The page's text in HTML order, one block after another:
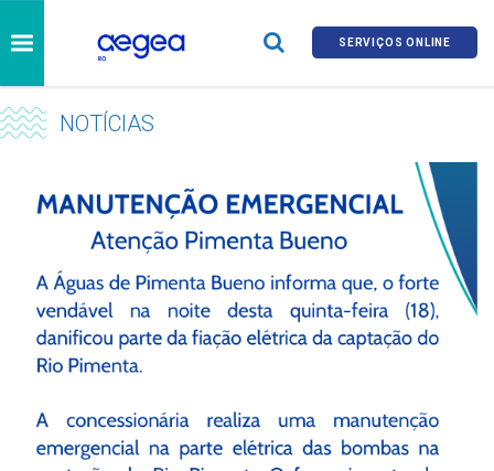
SERVIÇOS ONLINE
NOTÍCIAS